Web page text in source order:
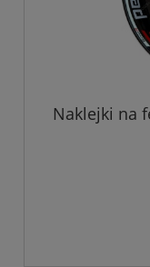
Naklejki na